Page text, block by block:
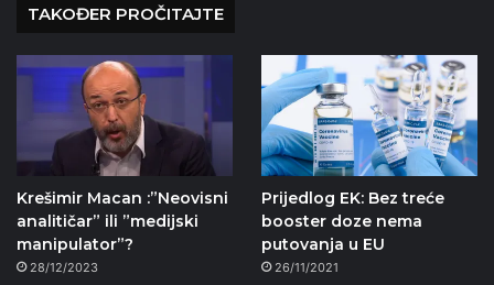
TAKOĐER PROČITAJTE
Krešimir Macan :”Neovisni
analitičar” ili ”medijski
manipulator”?
28/12/2023
Prijedlog EK: Bez treće
booster doze nema
putovanja u EU
26/11/2021